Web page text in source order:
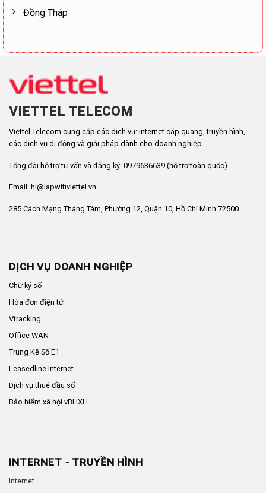
Đồng Tháp
VIETTEL TELECOM
Viettel Telecom cung cấp các dịch vụ: internet cáp quang, truyền hình,
các dịch vụ di động và giải pháp dành cho doanh nghiệp
Tổng đài hỗ trợ tư vấn và đăng ký: 0979636639 (hỗ trợ toàn quốc)
Email: hi@lapwifiviettel.vn
285 Cách Mạng Tháng Tám, Phường 12, Quận 10, Hồ Chí Minh 72500
DỊCH VỤ DOANH NGHIỆP
Chữ ký số
Hóa đơn điện tử
Vtracking
Office WAN
Trung Kế Số E1
Leasedline Internet
Dịch vụ thuê đầu số
Bảo hiểm xã hội vBHXH
INTERNET - TRUYỀN HÌNH
Internet